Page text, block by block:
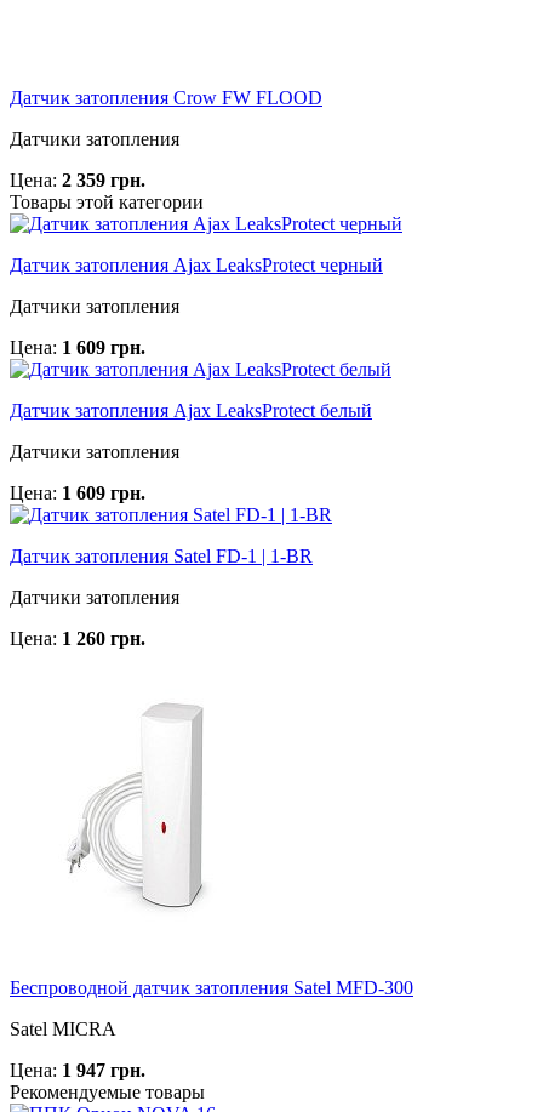
Датчик затопления Crow FW FLOOD
Датчики затопления
Цена: 2 359 грн.
Товары этой категории
Датчик затопления Ajax LeaksProtect черный
Датчики затопления
Цена: 1 609 грн.
Датчик затопления Ajax LeaksProtect белый
Датчики затопления
Цена: 1 609 грн.
Датчик затопления Satel FD-1 | 1-BR
Датчики затопления
Цена: 1 260 грн.
Беспроводной датчик затопления Satel MFD-300
Satel MICRA
Цена: 1 947 грн.
Рекомендуемые товары